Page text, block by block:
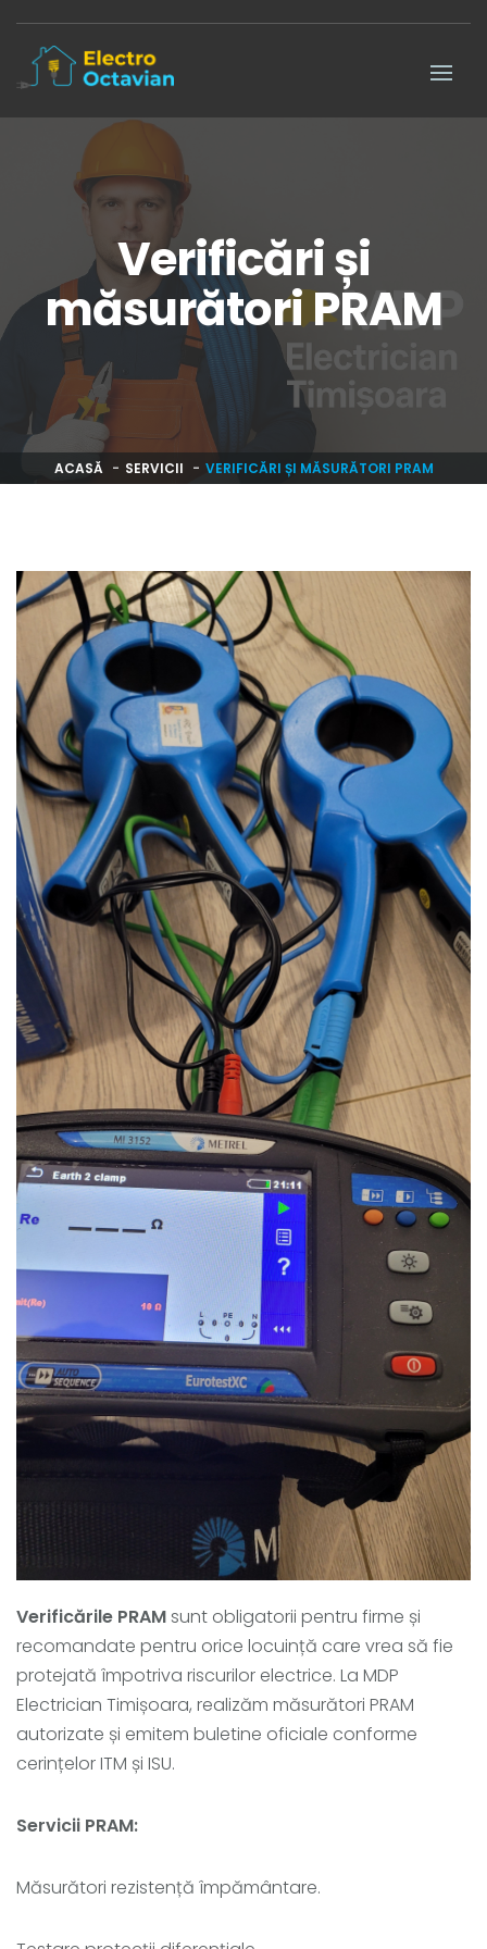
Verificări și
măsurători PRAM
ACASĂ SERVICII VERIFICĂRI ȘI MĂSURĂTORI PRAM
Verificările PRAMsunt obligatorii pentru firme și
recomandate pentru orice locuință care vrea să fie
protejată împotriva riscurilor electrice. La MDP
Electrician Timișoara, realizăm măsurători PRAM
autorizate și emitem buletine oficiale conforme
cerințelor ITM și ISU.
Servicii PRAM:
Măsurători rezistență împământare.